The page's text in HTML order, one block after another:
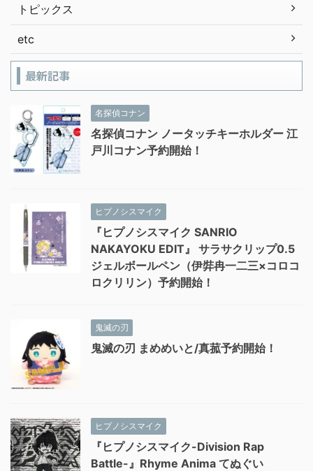
トピックス
etc
最新記事
名探偵コナン
名探偵コナン ノータッチキーホルダー 江
戸川コナン予約開始！
ヒプノシスマイク
『ヒプノシスマイク SANRIO
NAKAYOKU EDIT』 サラサクリップ0.5
ジェルボールペン（伊弉冉一二三×コロコ
ロクリリン）予約開始！
鬼滅の刃
鬼滅の刃 まめめいと/真菰予約開始！
ヒプノシスマイク
『ヒプノシスマイク-Division Rap
Battle-』Rhyme Anima てぬぐい